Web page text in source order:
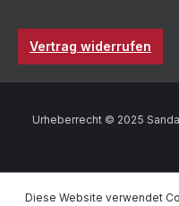
Vertrag widerrufen
Urheberrecht © 2025
Diese Website verwendet